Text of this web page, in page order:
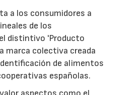
a los consumidores a
de los
distintivo 'Producto
marca colectiva creada
de alimentos
españolas.